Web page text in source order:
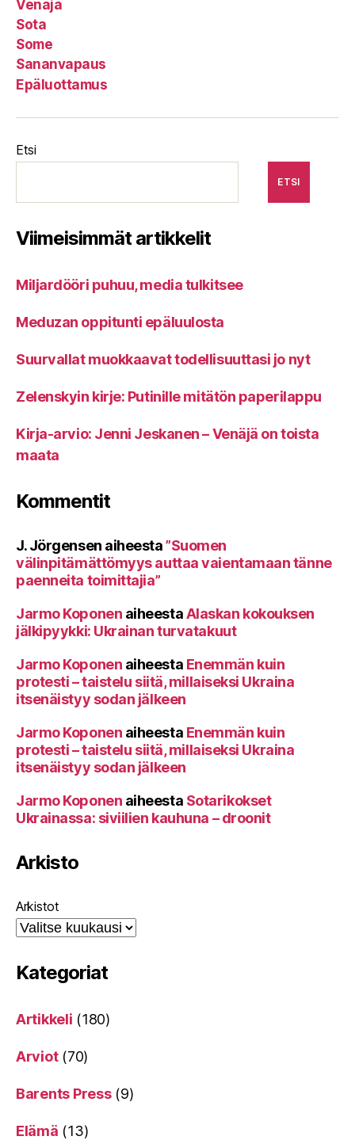
Venäjä
Sota
Some
Sananvapaus
Epäluottamus
Etsi
ETSI
Viimeisimmät artikkelit
Miljardööri puhuu, media tulkitsee
Meduzan oppitunti epäluulosta
Suurvallat muokkaavat todellisuuttasi jo nyt
Zelenskyin kirje: Putinille mitätön paperilappu
Kirja-arvio: Jenni Jeskanen – Venäjä on toista
maata
Kommentit
J. Jörgensen aiheesta”Suomen
välinpitämättömyys auttaa vaientamaan tänne
paenneita toimittajia”
Jarmo Koponen aiheestaAlaskan kokouksen
jälkipyykki: Ukrainan turvatakuut
Jarmo Koponen aiheesta Enemmän kuin
protesti – taistelu siitä, millaiseksi Ukraina
itsenäistyy sodan jälkeen
Jarmo Koponen aiheesta Enemmän kuin
protesti – taistelu siitä, millaiseksi Ukraina
itsenäistyy sodan jälkeen
Jarmo Koponen aiheesta Sotarikokset
Ukrainassa: siviilien kauhuna – droonit
Arkisto
Arkistot
Kategoriat
Artikkeli (180)
Arviot(70)
Barents Press(9)
Elämä (13)